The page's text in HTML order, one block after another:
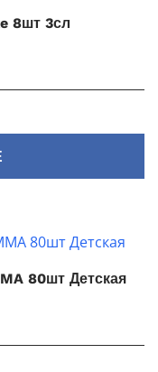
8шт 3сл
80шт Детская